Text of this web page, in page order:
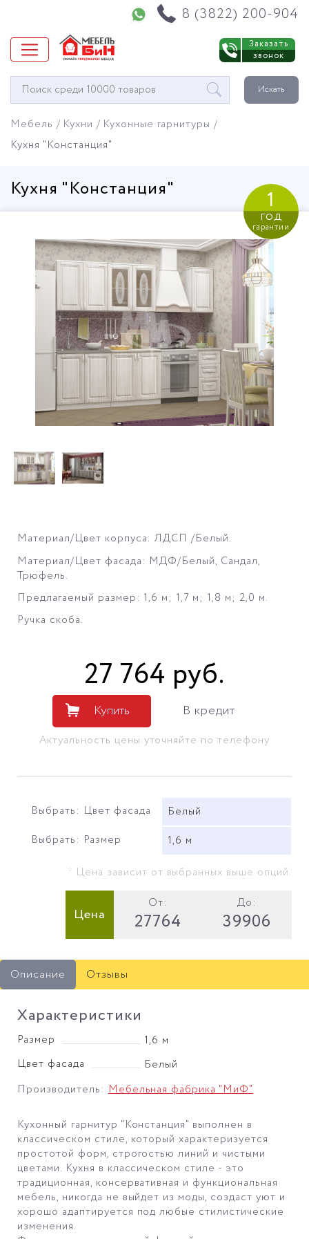
8 (3822) 200-904
Заказать
звонок
Окно
поиска
Искать
Мебель Кухни
Кухонные гарнитуры
Кухня "Констанция"
Кухня "Констанция" 1
год
гарантии
Материал/Цвет корпуса: ЛДСП /Белый.
Материал/Цвет фасада: МДФ/Белый, Сандал,
Трюфель.
Предлагаемый размер: 1,6 м; 1,7 м; 1,8 м; 2,0 м.
Ручка скоба.
27 764 руб.
Купить В кредит
Актуальность цены уточняйте по телефону
Выбрать: Цвет фасада
Белый
Выбрать: Размер
1,6 м
* Цена зависит от выбранных выше опций.
Цена
От:
27764
До:
39906
Описание Отзывы
Характеристики
Размер
1,6 м
Цвет фасада
Белый
Производитель:Мебельная фабрика "МиФ"
Кухонный гарнитур "Констанция" выполнен в
классическом стиле, который характеризуется
простотой форм, строгостью линий и чистыми
цветами. Кухня в классическом стиле - это
традиционная, консервативная и функциональная
мебель, никогда не выйдет из моды, создаст уют и
хорошо адаптируется под любые стилистические
изменения.